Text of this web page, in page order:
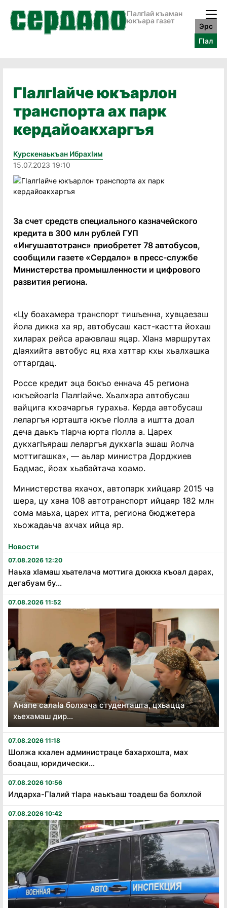
ГӀалгӀай къаман
юкъара газет
Эрс
ГӀал
Новости
07.08.2026 12:20
Наьха хӏамаш хьателача моттига доккха къоал дарах,
дегабуам бу...
07.08.2026 11:52
Анапе салаӏа болхача студенташта, цхьацца
хьехамаш дир...
07.08.2026 11:18
Шолжа кхален администраце бахархошта, мах
боацаш, юридически...
07.08.2026 10:56
Илдарха-Гӏалий тӏара наькъаш тоадеш ба болхлой
07.08.2026 10:42
ГӀалгӀайче юкъарлон
транспорта ах парк
кердайоакхаргъя
Курскенаькъан Ибрахӏим
15.07.2023 19:10
За счет средств специального казначейского
кредита в 300 млн рублей ГУП
«Ингушавтотранс» приобретет 78 автобусов,
сообщили газете «Сердало» в пресс-службе
Министерства промышленности и цифрового
развития региона.
«Цу боахамера транспорт тишъенна, хувцаезаш
йола дикка ха яр, автобусаш каст-кастта йохаш
хиларах рейса араювлаш яцар. ХӀанз маршрутах
дӀаяхийта автобус яц яха хаттар кхы хьалхашка
оттаргдац.
Россе кредит эца бокъо еннача 45 региона
юкъейоагӀа ГӀалгӀайче. Хьалхара автобусаш
вайцига кхоачаргья гурахьа. Керда автобусаш
леларгъя юрташта юкъе гӀолла а иштта доал
деча даькъ тӀарча юрта гӀолла а. Царех
дукхагӀъяраш леларгъя дукхагӀа эшаш йолча
моттигашка», — аьлар министра Дорджиев
Бадмас, йоах хьабайтача хоамо.
Министерства яхачох, автопарк хийцаяр 2015 ча
шера, цу хана 108 автотранспорт ийцаяр 182 млн
сома маьха, царех итта, региона бюджетера
хьожадаьча ахчах ийца яр.